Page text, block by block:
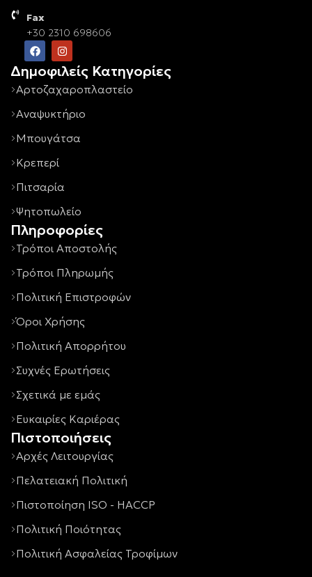
Fax
+30 2310 698606
Δημοφιλείς Κατηγορίες
Αρτοζαχαροπλαστείο
Αναψυκτήριο
Μπουγάτσα
Κρεπερί
Πιτσαρία
Ψητοπωλείο
Πληροφορίες
Τρόποι Αποστολής
Τρόποι Πληρωμής
Πολιτική Επιστροφών
Όροι Χρήσης
Πολιτική Απορρήτου
Συχνές Ερωτήσεις
Σχετικά με εμάς
Ευκαιρίες Καριέρας
Πιστοποιήσεις
Αρχές Λειτουργίας
Πελατειακή Πολιτική
Πιστοποίηση ISO - HACCP
Πολιτική Ποιότητας
Πολιτική Ασφαλείας Τροφίμων